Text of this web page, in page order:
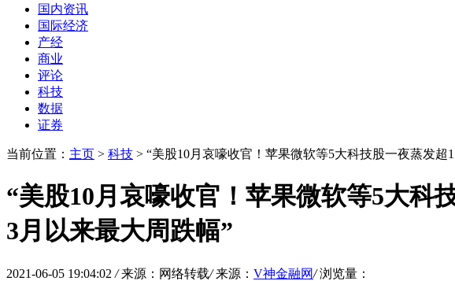
国内资讯
国际经济
产经
商业
评论
科技
数据
证券
当前位置： 主页 > 科技 > “美股10月哀嚎收官！苹果微软等5大科技股一夜蒸发
“美股10月哀嚎收官！苹果微软等5大科
3月以来最大周跌幅”
2021-06-05 19:04:02 / 来源：网络转载/ 来源： V神金融网/ 浏览量：